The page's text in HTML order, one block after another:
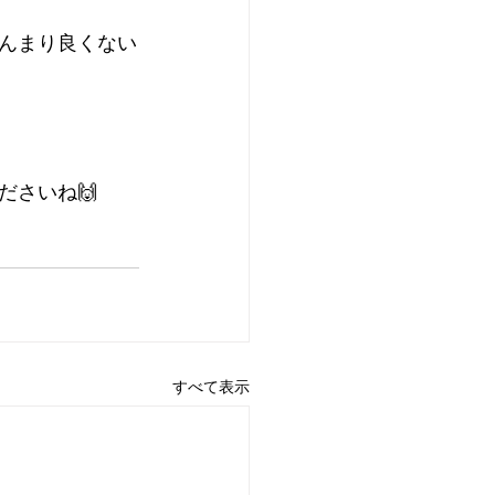
まり良くない
さいね🙌
すべて表示